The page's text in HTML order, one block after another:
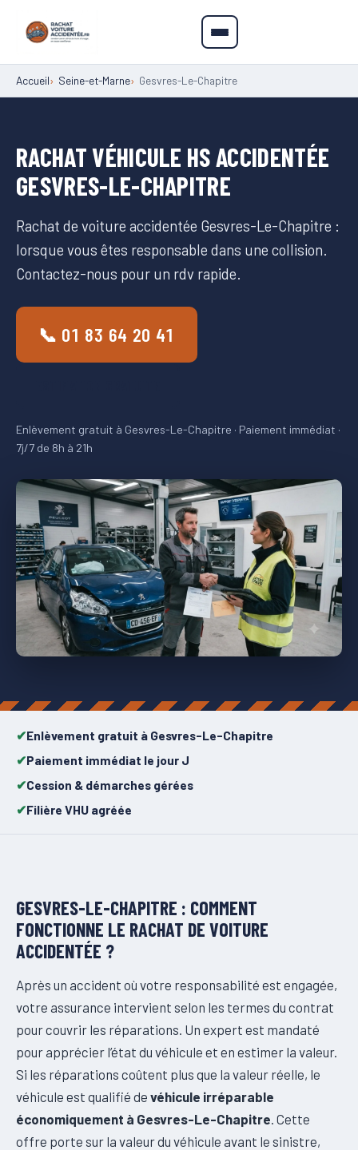
Accueil Seine-et-Marne Gesvres-Le-Chapitre
RACHAT VÉHICULE HS ACCIDENTÉE
GESVRES-LE-CHAPITRE
Rachat de voiture accidentée Gesvres-Le-Chapitre :
lorsque vous êtes responsable dans une collision.
Contactez-nous pour un rdv rapide.
📞 01 83 64 20 41
Enlèvement gratuit à Gesvres-Le-Chapitre · Paiement immédiat ·
7j/7 de 8h à 21h
Enlèvement gratuit à Gesvres-Le-Chapitre
Paiement immédiat le jour J
Cession & démarches gérées
Filière VHU agréée
GESVRES-LE-CHAPITRE : COMMENT
FONCTIONNE LE RACHAT DE VOITURE
ACCIDENTÉE ?
Après un accident où votre responsabilité est engagée,
votre assurance intervient selon les termes du contrat
pour couvrir les réparations. Un expert est mandaté
pour apprécier l’état du véhicule et en estimer la valeur.
Si les réparations coûtent plus que la valeur réelle, le
véhicule est qualifié de véhicule irréparable
économiquement à Gesvres-Le-Chapitre . Cette
offre porte sur la valeur du véhicule avant le sinistre,